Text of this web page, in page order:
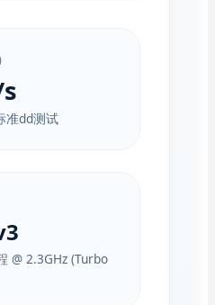
准dd测试
@ 2.3GHz (Turbo